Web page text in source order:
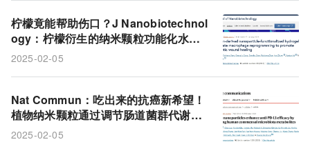
柠檬竟能帮助伤口？J Nanobiotechnol
ogy：柠檬衍生的纳米颗粒功能化水凝
胶可调节巨噬细胞重编程，促进糖尿病
2025-02-05
Nat Commun：吃出来的抗癌新希望！
植物纳米颗粒通过调节肠道菌群代谢为
癌症免疫治疗开辟新路径
2025-02-05